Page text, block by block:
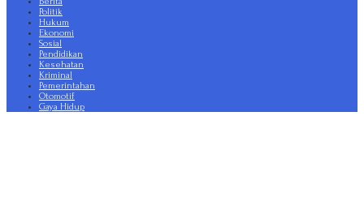
Politik
Hukum
Ekonomi
Sosial
Pendidikan
Kesehatan
Kriminal
Pemerintahan
Otomotif
Gaya Hidup